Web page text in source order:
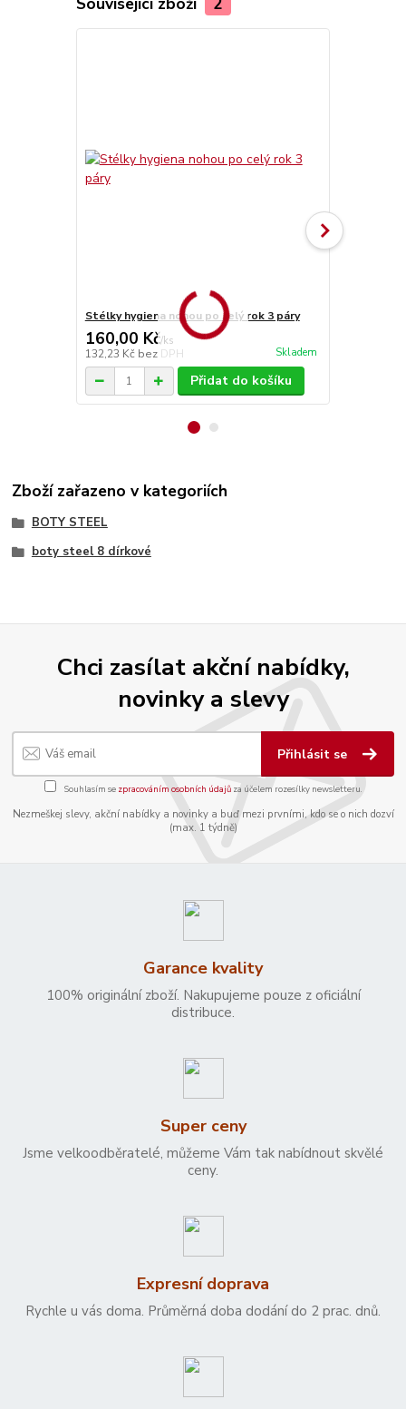
Stélky hygiena nohou po celý rok 3 páry
160,00 Kč/ks
132,23 Kč bez DPH Skladem
Přidat do košíku
Zboží zařazeno v kategoriích
BOTY STEEL
boty steel 8 dírkové
Chci zasílat akční nabídky,
novinky a slevy
Přihlásit se
Souhlasím se zpracováním osobních údajůza účelem rozesílky newsletteru.
Nezmeškej slevy, akční nabídky a novinky a buď mezi prvními, kdo se o nich dozví
(max. 1 týdně)
Garance kvality
100% originální zboží. Nakupujeme pouze z oficiální
distribuce.
Super ceny
Jsme velkoodběratelé, můžeme Vám tak nabídnout skvělé
ceny.
Expresní doprava
Rychle u vás doma. Průměrná doba dodání do 2 prac. dnů.